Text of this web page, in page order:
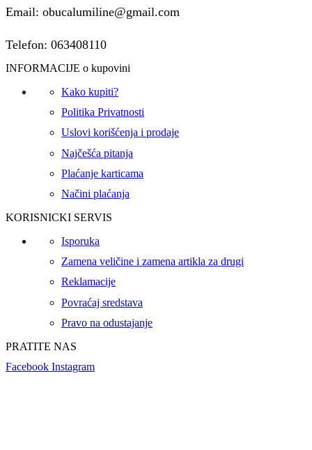
Email: obucalumiline@gmail.com
Telefon: 063408110
INFORMACIJE o kupovini
Kako kupiti?
Politika Privatnosti
Uslovi korišćenja i prodaje
Najčešća pitanja
Plaćanje karticama
Načini plaćanja
KORISNICKI SERVIS
Isporuka
Zamena veličine i zamena artikla za drugi
Reklamacije
Povraćaj sredstava
Pravo na odustajanje
PRATITE NAS
Facebook Instagram